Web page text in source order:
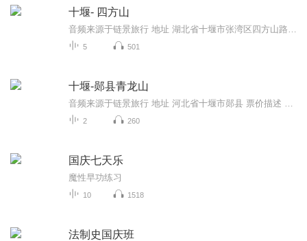
十堰- 四方山
5 501
十堰-郧县青龙山
2 260
国庆七天乐
魔性早功练习
10 1518
法制史国庆班